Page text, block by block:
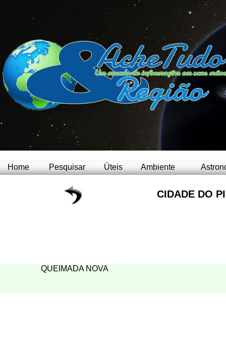
Home Pesquisar Úteis Ambiente
CIDADE DO
QUEIMADA NOVA